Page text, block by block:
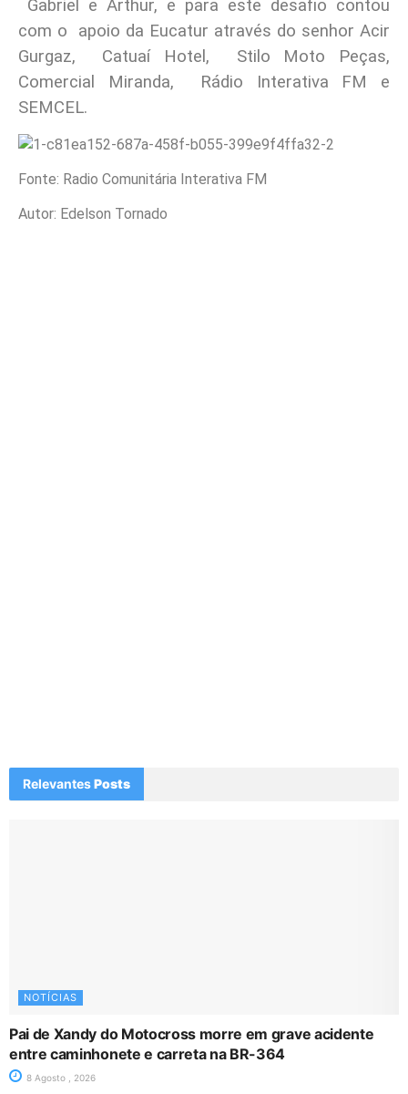
Gabriel e Arthur, e para este desafio contou
com o apoio da Eucatur através do senhor Acir
Gurgaz, Catuaí Hotel, Stilo Moto Peças,
Comercial Miranda, Rádio Interativa FM e
SEMCEL.
Fonte: Radio Comunitária Interativa FM
Autor: Edelson Tornado
RelevantesPosts
NOTÍCIAS
Pai de Xandy do Motocross morre em grave acidente
entre caminhonete e carreta na BR-364
8 Agosto , 2026